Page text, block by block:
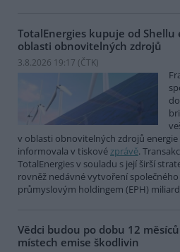
TotalEnergies kupuje od
oblasti obnovitelných zdrojů
3.8.2026 19:17 (ČTK)
v oblasti obnovitelných zdrojů
informovala v tiskovézprávě.
TotalEnergies v souladu s její širší
rovněž nedávné vytvoření
průmyslovým holdingem (EPH)
Vědci budou po dobu 12
místech emise škodlivin